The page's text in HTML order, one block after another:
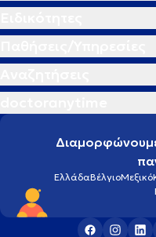
ΕλλάδαΒέλγιοΜεξικό